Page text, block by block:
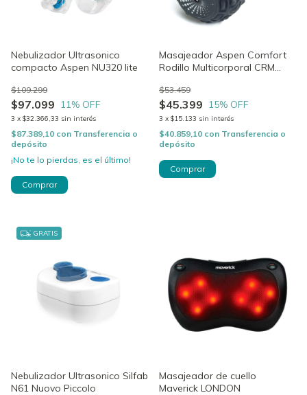
Nebulizador Ultrasonico
compacto Aspen NU320 lite
$97.099
$109.299
11% OFF
3 x $32.366,33 sin interés
$87.389,10 con Transferencia o
depósito
¡No te lo pierdas, es el último!
Masajeador Aspen Comfort
Rodillo Multicorporal CRM
$45.399
$53.459
15% OFF
3 x $15.133 sin interés
$40.859,10 con Transferencia o
depósito
GRATIS
Nebulizador Ultrasonico Silfab
N61 Nuovo Piccolo
Masajeador de cuello
Maverick LONDON